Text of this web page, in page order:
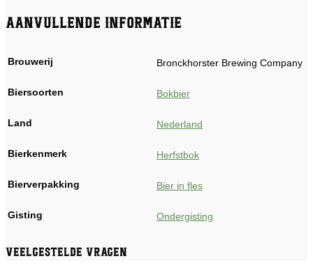
Aanvullende informatie
Brouwerij Bronckhorster Brewing Company
Biersoorten Bokbier
Land Nederland
Bierkenmerk Herfstbok
Bierverpakking Bier in fles
Gisting Ondergisting
Veelgestelde vragen